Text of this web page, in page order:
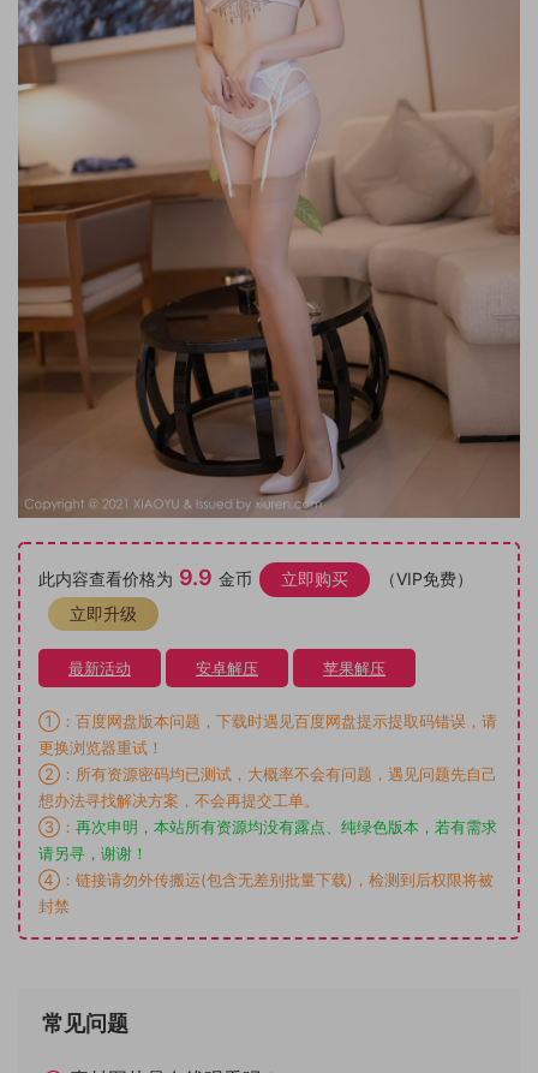
此内容查看价格为 9.9 金币 立即购买
（VIP免费）
立即升级
最新活动 安卓解压 苹果解压
①：百度网盘版本问题，下载时遇见百度网盘提示提取码错误，请
更换浏览器重试！
②：所有资源密码均已测试，大概率不会有问题，遇见问题先自己
想办法寻找解决方案，不会再提交工单。
③： 再次申明，本站所有资源均没有露点、纯绿色版本，若有需求
请另寻，谢谢！
④：链接请勿外传搬运(包含无差别批量下载)，检测到后权限将被
封禁
常见问题